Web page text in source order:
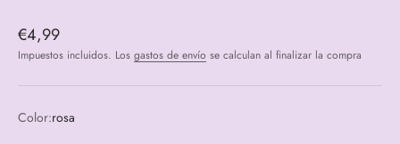
Precio de oferta
€4,99
Impuestos incluidos. Los gastos de envío se calculan al finalizar la compra
Color:rosa